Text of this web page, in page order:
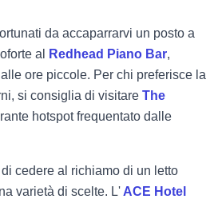
da accaparrarvi un posto a
al
Redhead Piano Bar,
ore piccole. Per chi preferisce la
si consiglia di visitare The
hotspot frequentato dalle
cedere al richiamo di un letto
varietà di scelte. L' ACE Hotel